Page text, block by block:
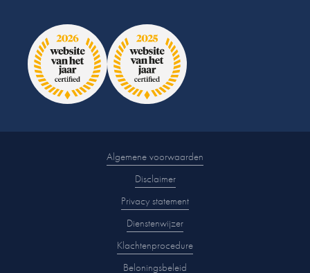
Algemene voorwaarden
Disclaimer
Privacy statement
Dienstenwijzer
Klachtenprocedure
Beloningsbeleid